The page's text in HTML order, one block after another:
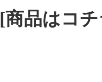
[商品はコ